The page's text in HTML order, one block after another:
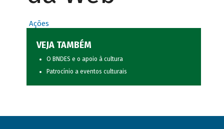
Ações
VEJA TAMBÉM
O BNDES e o apoio à cultura
Patrocínio a eventos culturais